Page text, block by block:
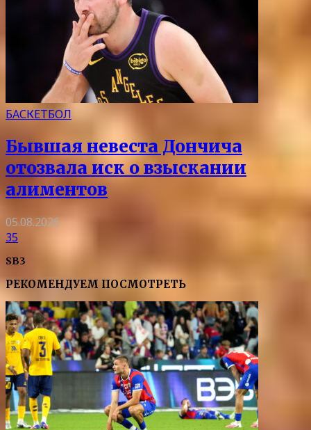
БАСКЕТБОЛ
Бывшая невеста Дончича
отозвала иск о взыскании
алиментов
05.08.2026
35
SB3
РЕКОМЕНДУЕМ ПОСМОТРЕТЬ